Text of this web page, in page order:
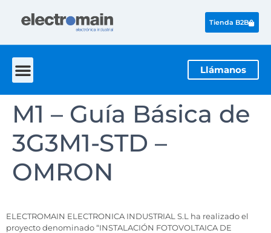
Tienda B2B
Llámanos
M1 – Guía Básica de
3G3M1-STD –
OMRON
ELECTROMAIN ELECTRONICA INDUSTRIAL S.L ha realizado el
proyecto denominado “INSTALACIÓN FOTOVOLTAICA DE